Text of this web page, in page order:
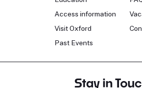
Access information
Visit Oxford
Past Events
Stay in